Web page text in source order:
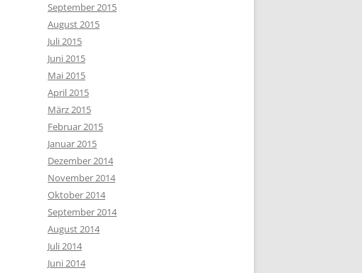
September 2015
August 2015
Juli 2015
Juni 2015
Mai 2015
April 2015
März 2015
Februar 2015
Januar 2015
Dezember 2014
November 2014
Oktober 2014
September 2014
August 2014
Juli 2014
Juni 2014